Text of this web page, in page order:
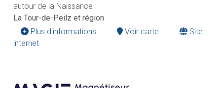
autour de la Naissance
La Tour-de-Peilz et région
Plus d'informations
Voir carte
Site
internet